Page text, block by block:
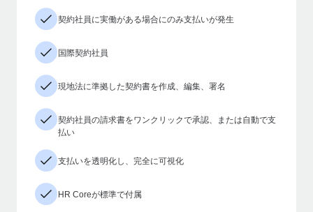
契約社員に実働がある場合にのみ支払いが発生
国際契約社員
現地法に準拠した契約書を作成、編集、署名
契約社員の請求書をワンクリックで承認、または自動で支
払い
支払いを透明化し、完全に可視化
HR Coreが標準で付属